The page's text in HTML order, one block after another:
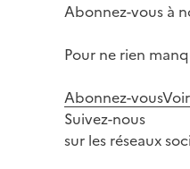
Abonnez-vous à
Pour ne rien
Abonnez-vous
Suivez-nous
sur les réseaux